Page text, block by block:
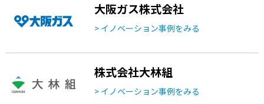
大阪ガス株式会社
> イノベーション事例をみる
株式会社大林組
> イノベーション事例をみる